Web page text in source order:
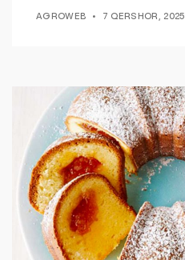
AGROWEB 7 QERSHOR, 2025